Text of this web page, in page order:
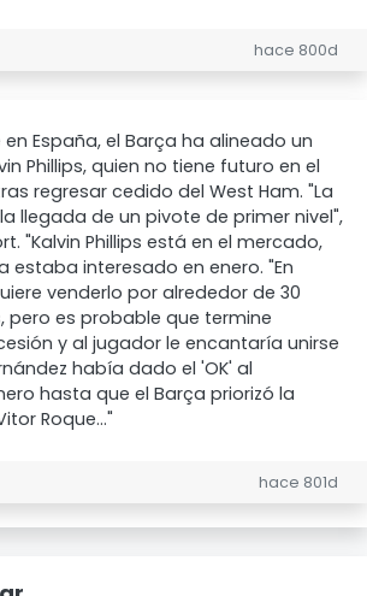
hace 800d
España, el Barça ha alineado un
Phillips, quien no tiene futuro en el
regresar cedido del West Ham. "La
llegada de un pivote de primer nivel",
"Kalvin Phillips está en el mercado,
estaba interesado en enero. "En
venderlo por alrededor de 30
pero es probable que termine
y al jugador le encantaría unirse
había dado el 'OK' al
hasta que el Barça priorizó la
Roque..."
hace 801d